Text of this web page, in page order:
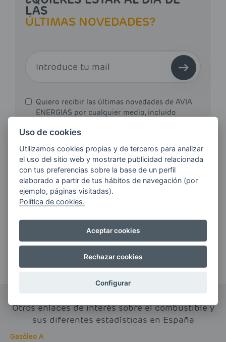
LAS
ÚLTIMAS NOVEDADES?
Quiero recibir las últimas novedades de AVIA
ENERGIAS por cualquier medio, incluido
Si tienes alguna duda durante el
pedido escríbenos a:
Otros enlaces de interés sobre el combustible y
sus diferentes estadísticas en España
Gasóleo A
Uso de cookies
Utilizamos cookies propias y de terceros para analizar
el uso del sitio web y mostrarte publicidad relacionada
con tus preferencias sobre la base de un perfil
elaborado a partir de tus hábitos de navegación (por
ejemplo, páginas visitadas).
Política de cookies.
Aceptar cookies
Rechazar cookies
Configurar